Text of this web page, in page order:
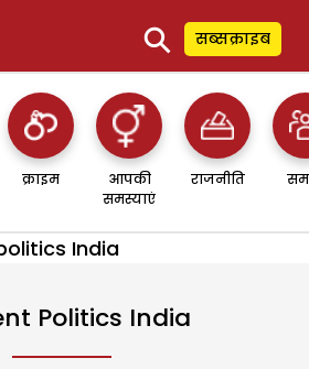
⚲ सब्सक्राइब
क्राइम
आपकी
समस्याएं
राजनीति
India
Politics India